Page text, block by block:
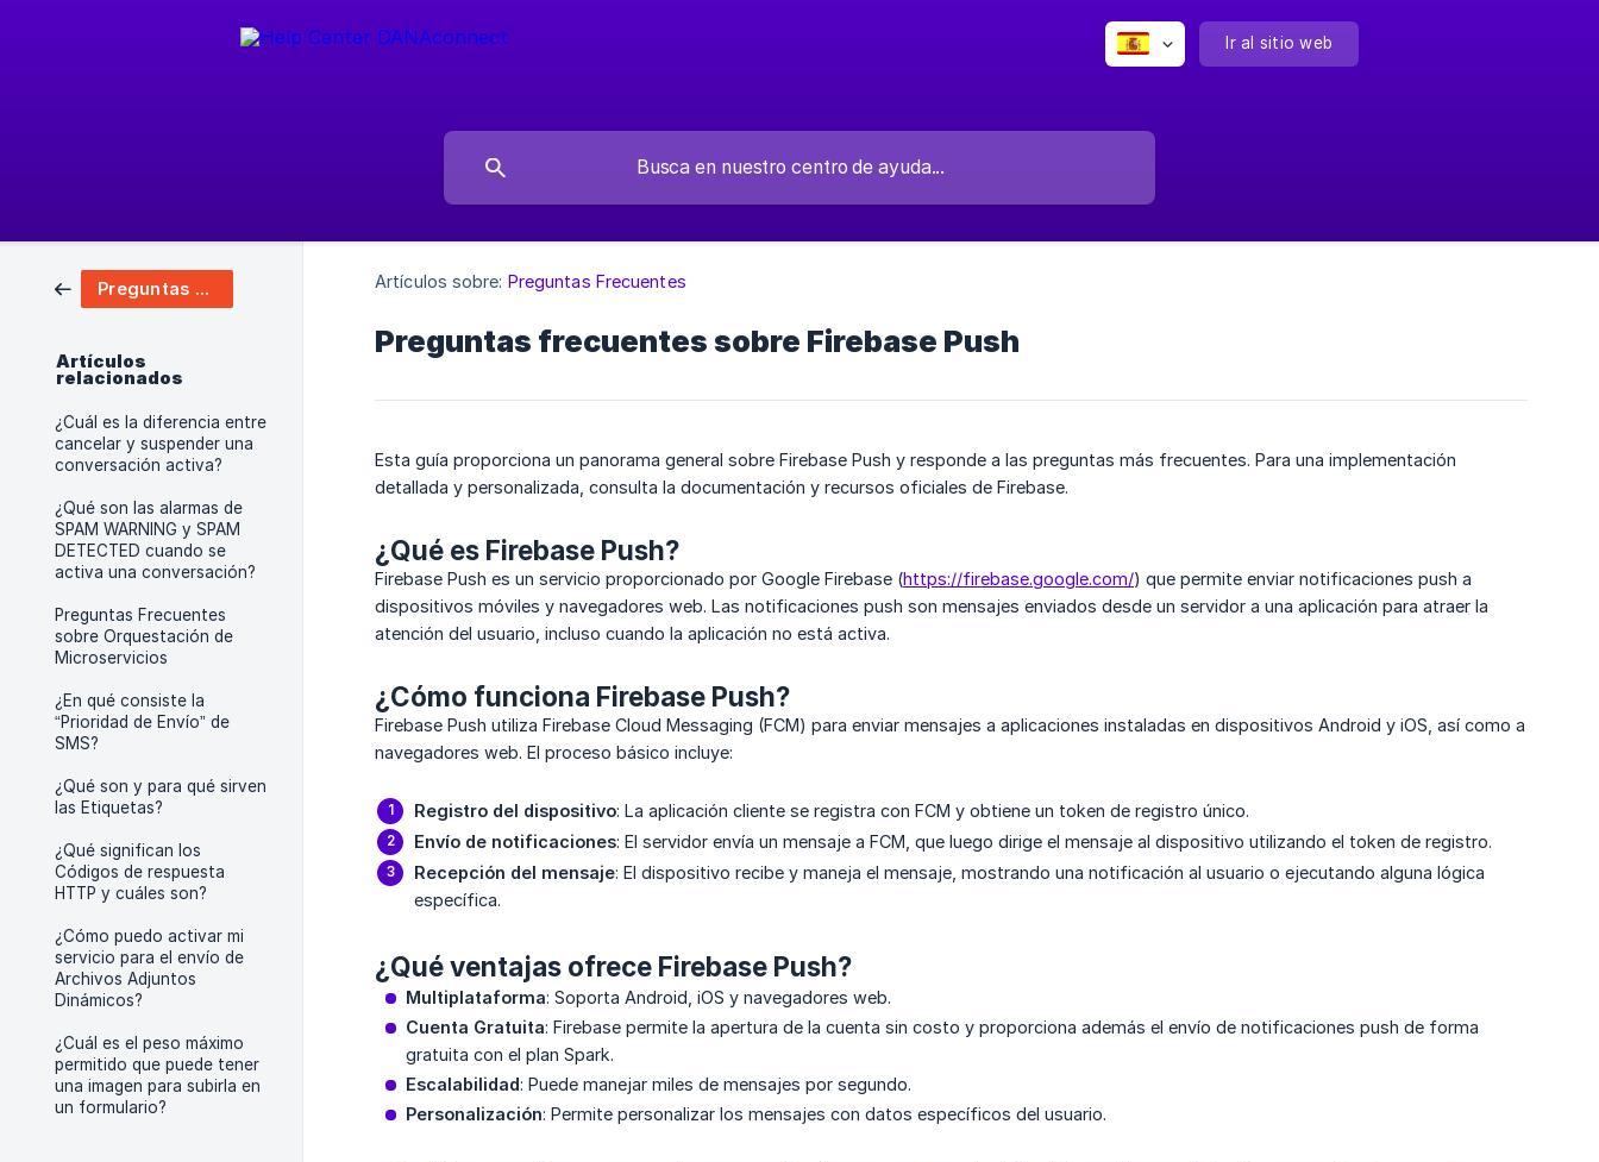
Ir al sitio web
Preguntas Frecuentes
Artículos
relacionados
¿Cuál es la diferencia entre
cancelar y suspender una
conversación activa?
¿Qué son las alarmas de
SPAM WARNING y SPAM
DETECTED cuando se
activa una conversación?
Preguntas Frecuentes
sobre Orquestación de
Microservicios
¿En qué consiste la
“Prioridad de Envío” de
SMS?
¿Qué son y para qué sirven
las Etiquetas?
¿Qué significan los
Códigos de respuesta
HTTP y cuáles son?
¿Cómo puedo activar mi
servicio para el envío de
Archivos Adjuntos
Dinámicos?
¿Cuál es el peso máximo
permitido que puede tener
una imagen para subirla en
un formulario?
Artículos sobre: Preguntas Frecuentes
Preguntas frecuentes sobre Firebase Push
Esta guía proporciona un panorama general sobre Firebase Push y responde a las preguntas más frecuentes. Para una implementación
detallada y personalizada, consulta la documentación y recursos oficiales de Firebase.
¿Qué es Firebase Push?
Firebase Push es un servicio proporcionado por Google Firebase (https://firebase.google.com/) que permite enviar notificaciones push a
dispositivos móviles y navegadores web. Las notificaciones push son mensajes enviados desde un servidor a una aplicación para atraer la
atención del usuario, incluso cuando la aplicación no está activa.
¿Cómo funciona Firebase Push?
Firebase Push utiliza Firebase Cloud Messaging (FCM) para enviar mensajes a aplicaciones instaladas en dispositivos Android y iOS, así como a
navegadores web. El proceso básico incluye:
Registro del dispositivo: La aplicación cliente se registra con FCM y obtiene un token de registro único.
Envío de notificaciones: El servidor envía un mensaje a FCM, que luego dirige el mensaje al dispositivo utilizando el token de registro.
Recepción del mensaje: El dispositivo recibe y maneja el mensaje, mostrando una notificación al usuario o ejecutando alguna lógica
específica.
¿Qué ventajas ofrece Firebase Push?
Multiplataforma: Soporta Android, iOS y navegadores web.
Cuenta Gratuita: Firebase permite la apertura de la cuenta sin costo y proporciona además el envío de notificaciones push de forma
gratuita con el plan Spark.
Escalabilidad: Puede manejar miles de mensajes por segundo.
Personalización: Permite personalizar los mensajes con datos específicos del usuario.